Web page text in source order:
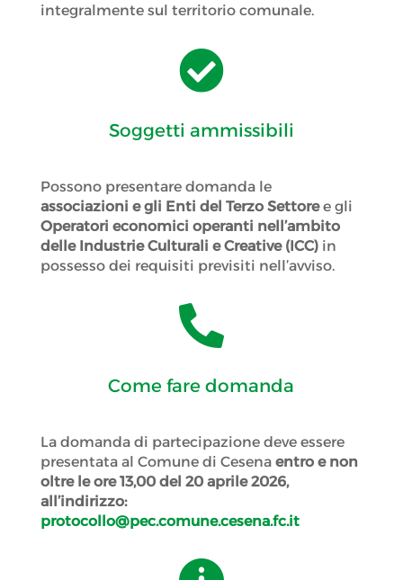
integralmente sul territorio comunale.

Soggetti ammissibili
Possono presentare domanda le
associazioni e gli Enti del Terzo Settoree gli
Operatori economici operanti nell’ambito
delle Industrie Culturali e Creative (ICC)in
possesso dei requisiti previsiti nell’avviso.

Come fare domanda
La domanda di partecipazione deve essere
presentata al Comune di Cesena entro e non
oltre le ore 13,00 del 20 aprile 2026,
all’indirizzo:
protocollo@pec.comune.cesena.fc.it